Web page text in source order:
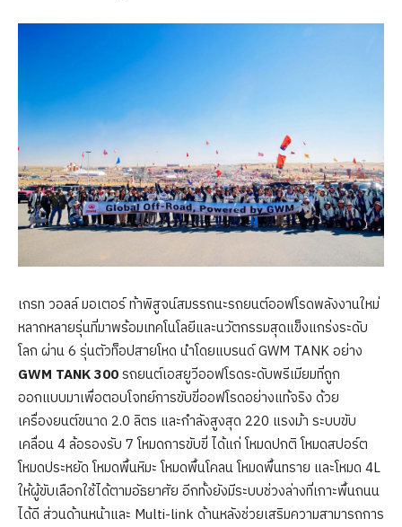
เกรท วอลล์ มอเตอร์ ท้าพิสูจน์สมรรถนะรถยนต์ออฟโรดพลังงานใหม่
หลากหลายรุ่นที่มาพร้อมเทคโนโลยีและนวัตกรรมสุดแข็งแกร่งระดับ
โลก ผ่าน 6 รุ่นตัวท็อปสายโหด นำโดยแบรนด์ GWM TANK อย่าง
GWM TANK 300รถยนต์เอสยูวีออฟโรดระดับพรีเมียมที่ถูก
ออกแบบมาเพื่อตอบโจทย์การขับขี่ออฟโรดอย่างแท้จริง ด้วย
เครื่องยนต์ขนาด 2.0 ลิตร และกำลังสูงสุด 220 แรงม้า ระบบขับ
เคลื่อน 4 ล้อรองรับ 7 โหมดการขับขี่ ได้แก่ โหมดปกติ โหมดสปอร์ต
โหมดประหยัด โหมดพื้นหิมะ โหมดพื้นโคลน โหมดพื้นทราย และโหมด 4L
ให้ผู้ขับเลือกใช้ได้ตามอัธยาศัย อีกทั้งยังมีระบบช่วงล่างที่เกาะพื้นถนน
ได้ดี ส่วนด้านหน้าและ Multi-link ด้านหลังช่วยเสริมความสามารถการ